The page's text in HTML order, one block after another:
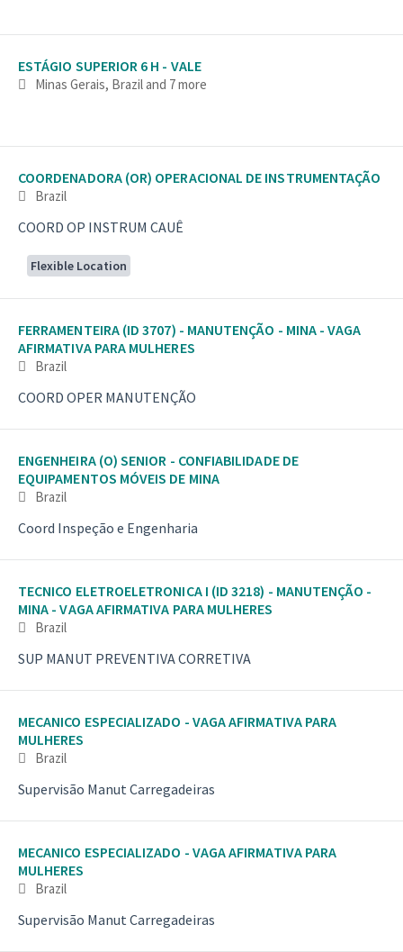
ESTÁGIO SUPERIOR 6 H - VALE
Minas Gerais, Braziland 7 more
COORDENADORA (OR) OPERACIONAL DE INSTRUMENTAÇÃO
Brazil
COORD OP INSTRUM CAUÊ
Flexible Location
FERRAMENTEIRA (ID 3707) - MANUTENÇÃO - MINA - VAGA
AFIRMATIVA PARA MULHERES
Brazil
COORD OPER MANUTENÇÃO
ENGENHEIRA (O) SENIOR - CONFIABILIDADE DE
EQUIPAMENTOS MÓVEIS DE MINA
Brazil
Coord Inspeção e Engenharia
TECNICO ELETROELETRONICA I (ID 3218) - MANUTENÇÃO -
MINA - VAGA AFIRMATIVA PARA MULHERES
Brazil
SUP MANUT PREVENTIVA CORRETIVA
MECANICO ESPECIALIZADO - VAGA AFIRMATIVA PARA
MULHERES
Brazil
Supervisão Manut Carregadeiras
MECANICO ESPECIALIZADO - VAGA AFIRMATIVA PARA
MULHERES
Brazil
Supervisão Manut Carregadeiras